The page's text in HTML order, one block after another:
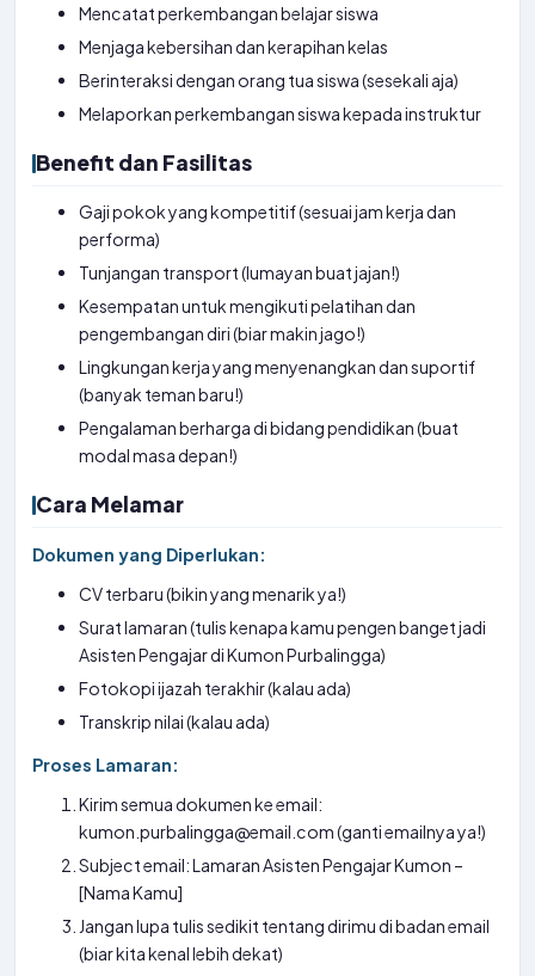
Mencatat perkembangan belajar siswa
Menjaga kebersihan dan kerapihan kelas
Berinteraksi dengan orang tua siswa (sesekali aja)
Melaporkan perkembangan siswa kepada instruktur
Benefit dan Fasilitas
Gaji pokok yang kompetitif (sesuai jam kerja dan
performa)
Tunjangan transport (lumayan buat jajan!)
Kesempatan untuk mengikuti pelatihan dan
pengembangan diri (biar makin jago!)
Lingkungan kerja yang menyenangkan dan suportif
(banyak teman baru!)
Pengalaman berharga di bidang pendidikan (buat
modal masa depan!)
Cara Melamar
Dokumen yang Diperlukan:
CV terbaru (bikin yang menarik ya!)
Surat lamaran (tulis kenapa kamu pengen banget jadi
Asisten Pengajar di Kumon Purbalingga)
Fotokopi ijazah terakhir (kalau ada)
Transkrip nilai (kalau ada)
Proses Lamaran:
Kirim semua dokumen ke email:
kumon.purbalingga@email.com (ganti emailnya ya!)
Subject email: Lamaran Asisten Pengajar Kumon –
[Nama Kamu]
Jangan lupa tulis sedikit tentang dirimu di badan email
(biar kita kenal lebih dekat)